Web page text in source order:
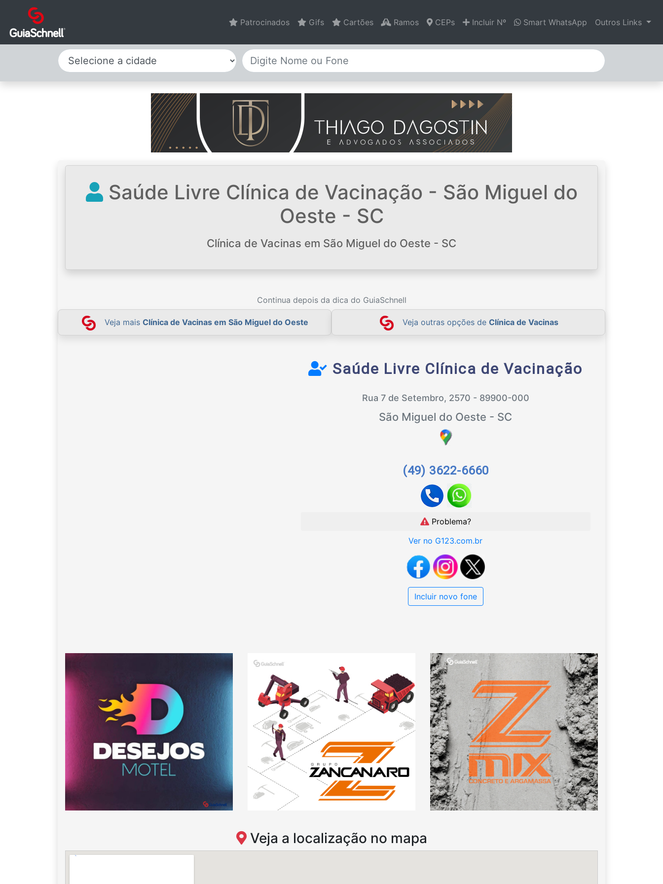
Patrocinados Gifs Cartões Ramos CEPs Incluir Nº Smart WhatsApp Outros Links
Selecione a cidade
Saúde Livre Clínica de Vacinação - São Miguel do
Oeste - SC
Clínica de Vacinas em São Miguel do Oeste - SC
Continua depois da dica do GuiaSchnell
Veja mais Clínica de Vacinas em São Miguel do Oeste Veja outras opções de Clínica de Vacinas
Saúde Livre Clínica de Vacinação
Rua 7 de Setembro, 2570 - 89900-000
São Miguel do Oeste - SC
(49) 3622-6660
Problema?
Ver no G123.com.br
Incluir novo fone
Veja a localização no mapa